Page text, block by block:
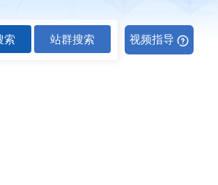
索 站群搜索 视频指导